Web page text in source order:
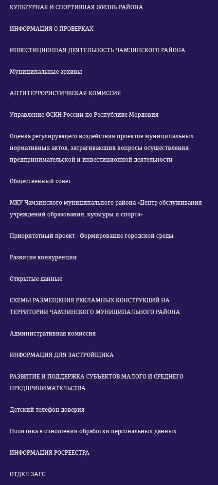
КУЛЬТУРНАЯ И СПОРТИВНАЯ ЖИЗНЬ РАЙОНА
ИНФОРМАЦИЯ О ПРОВЕРКАХ
ИНВЕСТИЦИОННАЯ ДЕЯТЕЛЬНОСТЬ ЧАМЗИНСКОГО РАЙОНА
Муниципальные архивы
АНТИТЕРРОРИСТИЧЕСКАЯ КОМИССИЯ
Управление ФСКН России по Республике Мордовия
Оценка регулирующего воздействия проектов муниципальных
нормативных актов, затрагивающих вопросы осуществления
предпринимательской и инвестиционной деятельности
Общественный совет
МКУ Чамзинского муниципального района «Центр обслуживания
учреждений образования, культуры и спорта»
Приоритетный проект - Формирование городской среды
Развитие конкуренции
Открытые данные
СХЕМЫ РАЗМЕЩЕНИЯ РЕКЛАМНЫХ КОНСТРУКЦИЙ НА
ТЕРРИТОРИИ ЧАМЗИНСКОГО МУНИЦИПАЛЬНОГО РАЙОНА
Административная комиссия
ИНФОРМАЦИЯ ДЛЯ ЗАСТРОЙЩИКА
РАЗВИТИЕ И ПОДДЕРЖКА СУБЪЕКТОВ МАЛОГО И СРЕДНЕГО
ПРЕДПРИНИМАТЕЛЬСТВА
Детский телефон доверия
Политика в отношении обработки персональных данных
ИНФОРМАЦИЯ РОСРЕЕСТРА
ОТДЕЛ ЗАГС